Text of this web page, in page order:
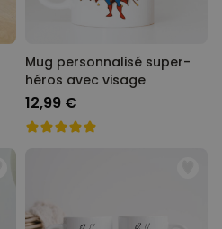
Mug personnalisé super-
héros avec visage
12,99 €